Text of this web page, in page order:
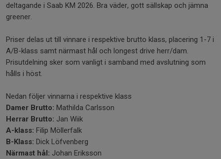
deltagande i Saab KM 2026. Bra väder, gott sällskap och jämna
greener.
Priser delas ut till vinnare i respektive brutto klass, placering 1-7 i
A/B-klass samt närmast hål och longest drive herr/dam.
Prisutdelning sker som vanligt i samband med avslutning som
hålls i höst.
Nedan följer vinnarna i respektive klass
Damer Brutto: Mathilda Carlsson
Herrar Brutto: Jan Wiik
A-klass: Filip Möllerfalk
B-Klass: Dick Löfvenberg
Närmast hål: Johan Eriksson